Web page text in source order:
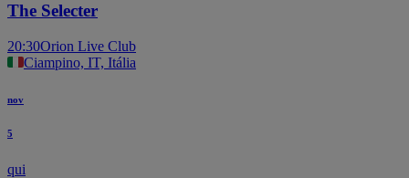
The Selecter
20:30Orion Live Club
Ciampino, IT, Itália
nov
5
qui